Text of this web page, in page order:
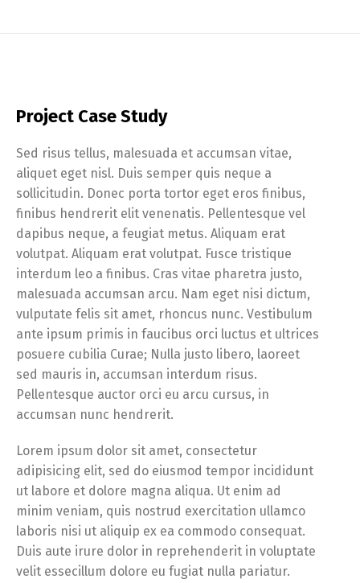
Project Case Study
Sed risus tellus, malesuada et accumsan vitae,
aliquet eget nisl. Duis semper quis neque a
sollicitudin. Donec porta tortor eget eros finibus,
finibus hendrerit elit venenatis. Pellentesque vel
dapibus neque, a feugiat metus. Aliquam erat
volutpat. Aliquam erat volutpat. Fusce tristique
interdum leo a finibus. Cras vitae pharetra justo,
malesuada accumsan arcu. Nam eget nisi dictum,
vulputate felis sit amet, rhoncus nunc. Vestibulum
ante ipsum primis in faucibus orci luctus et ultrices
posuere cubilia Curae; Nulla justo libero, laoreet
sed mauris in, accumsan interdum risus.
Pellentesque auctor orci eu arcu cursus, in
accumsan nunc hendrerit.
Lorem ipsum dolor sit amet, consectetur
adipisicing elit, sed do eiusmod tempor incididunt
ut labore et dolore magna aliqua. Ut enim ad
minim veniam, quis nostrud exercitation ullamco
laboris nisi ut aliquip ex ea commodo consequat.
Duis aute irure dolor in reprehenderit in voluptate
velit essecillum dolore eu fugiat nulla pariatur.